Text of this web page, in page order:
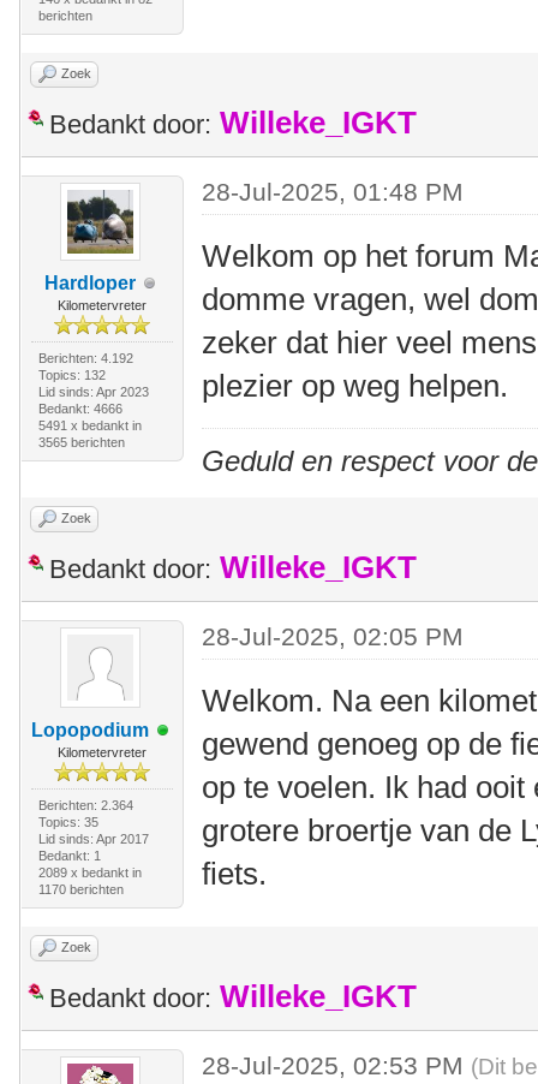
berichten
Zoek
Bedankt door: Willeke_IGKT
Hardloper
Kilometervreter
Berichten: 4.192
Topics: 132
Lid sinds: Apr 2023
Bedankt: 4666
5491 x bedankt in
3565 berichten
28-Jul-2025, 01:48 PM
Welkom op het forum
domme vragen, wel
zeker dat hier veel
plezier op weg helpen.
Geduld en respect voor
Zoek
Bedankt door: Willeke_IGKT
Lopopodium
Kilometervreter
Berichten: 2.364
Topics: 35
Lid sinds: Apr 2017
Bedankt: 1
2089 x bedankt in
1170 berichten
28-Jul-2025, 02:05 PM
Welkom. Na een
gewend genoeg op de
op te voelen. Ik had
grotere broertje van de
fiets.
Zoek
Bedankt door: Willeke_IGKT
28-Jul-2025, 02:53 PM (Dit